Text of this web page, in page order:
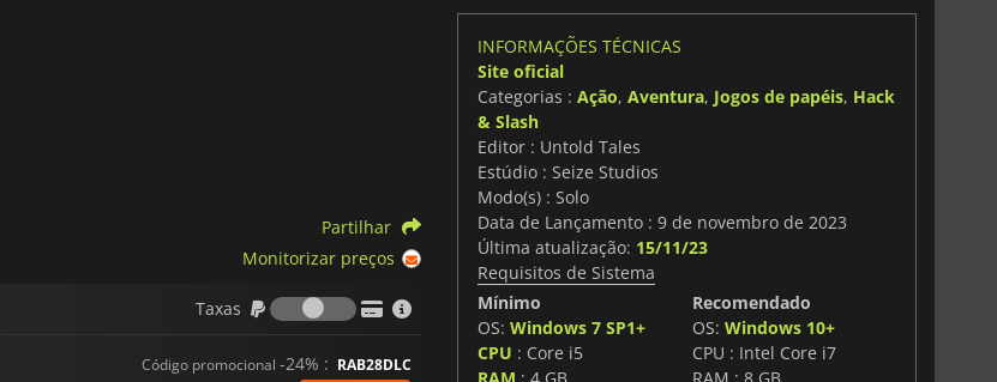
Partilhar
Monitorizar preços
Taxas
Taxas
Código promocional -24% : RAB28DLC
INFORMAÇÕES TÉCNICAS
Site oficial
Categorias : Ação, Aventura, Jogos de papéis, Hack
& Slash
Editor : Untold Tales
Estúdio : Seize Studios
Modo(s) : Solo
Data de Lançamento : 9 de novembro de 2023
Última atualização: 15/11/23
Requisitos de Sistema
Mínimo
OS: Windows 7 SP1+
CPU : Core i5
RAM : 4 GB
Recomendado
OS:Windows 10+
CPU : Intel Core i7
RAM : 8 GB